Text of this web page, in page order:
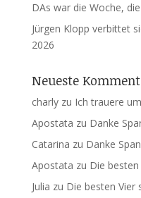
DAs war die Woche,
Jürgen Klopp verbittet
2026
Neueste
charlyzu Ich trauere
Apostata zu Danke
Catarina zu Danke
Apostata zu Die
Julia zu Die besten Vier